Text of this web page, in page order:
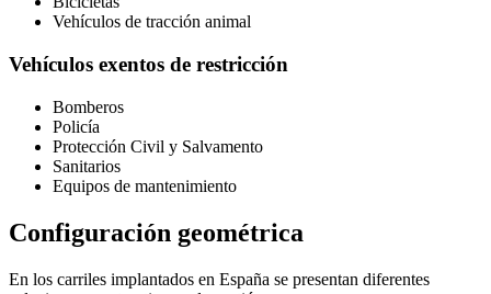
Vehículos de tracción animal
Vehículos exentos de restricción
Bomberos
Policía
Protección Civil y Salvamento
Sanitarios
Equipos de mantenimiento
Configuración geométrica
En los carriles implantados en España se presentan diferentes